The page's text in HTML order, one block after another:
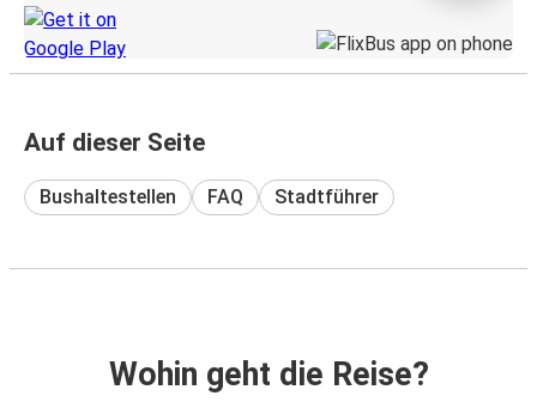
Auf dieser Seite
Bushaltestellen FAQ Stadtführer
Wohin geht die Reise?